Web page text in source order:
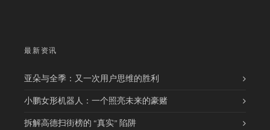
最新资讯
亚朵与全季：又一次用户思维的胜利
小鹏女形机器人：一个照亮未来的豪赌
拆解高德扫街榜的 “真实” 陷阱